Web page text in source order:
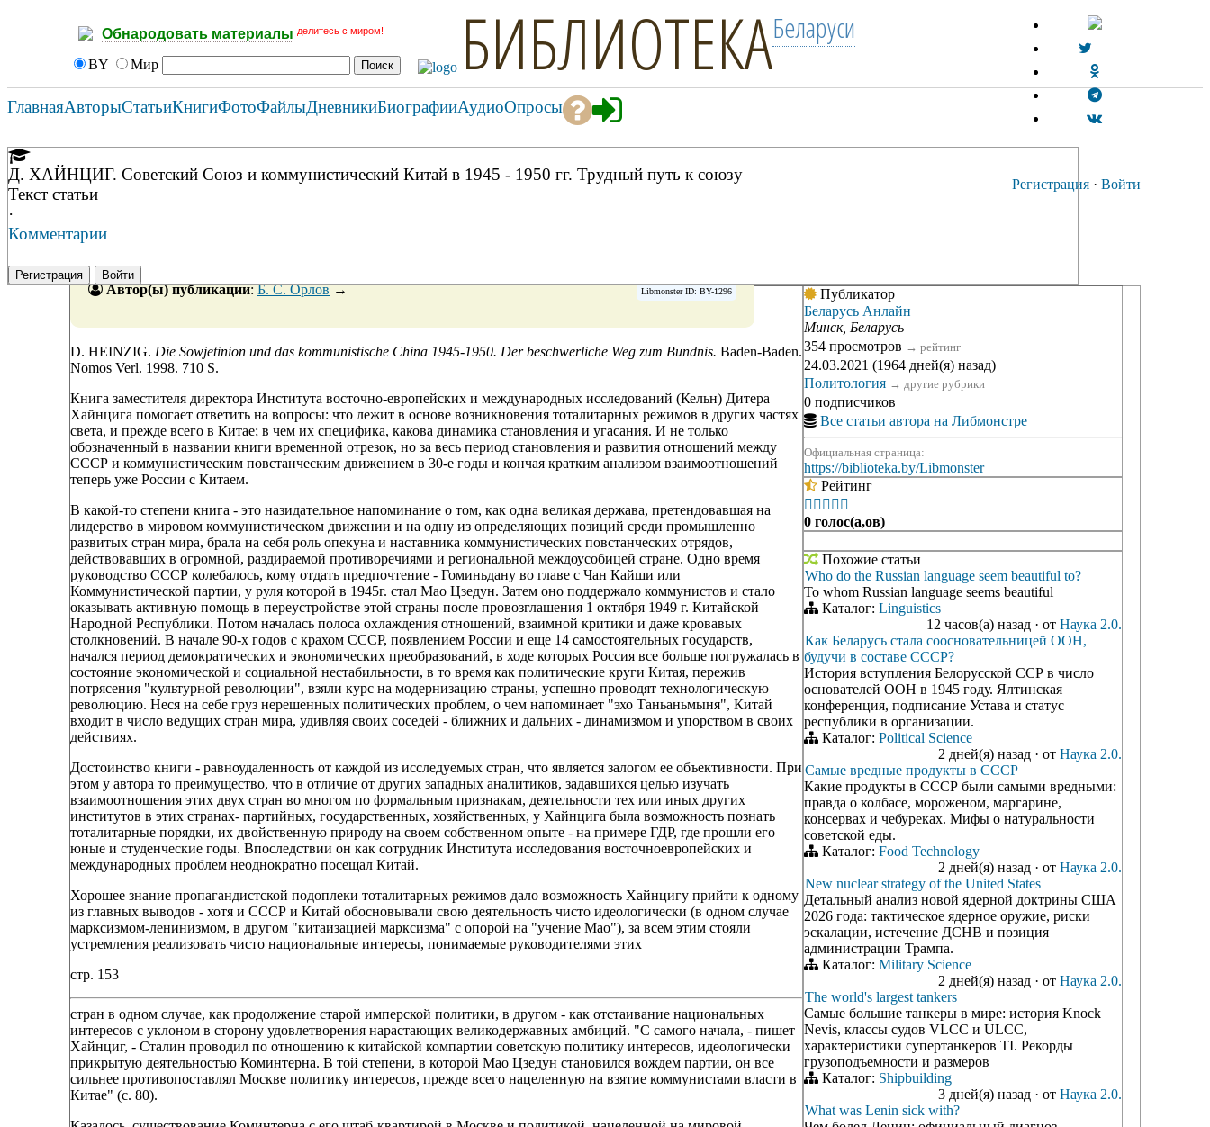
Обнародовать материалы делитесь с миром!
BY Мир БИБЛИОТЕКАБеларуси
Регистрация · Войти
ГлавнаяАвторыСтатьиКнигиФотоФайлыДневникиБиографииАудиоОпросы
Д. ХАЙНЦИГ. Советский Союз и коммунистический Китай в 1945 - 1950 гг. Трудный путь к союзу
Текст статьи
·
Комментарии
Регистрация Войти
Libmonster ID: BY-1296
Автор(ы) публикации:Б. С. Орлов→
D. HEINZIG. Die Sowjetinion und das kommunistische China 1945-1950. Der beschwerliche Weg zum Bundnis. Baden-Baden.
Nomos Verl. 1998. 710 S.
Книга заместителя директора Института восточно-европейских и международных исследований (Кельн) Дитера
Хайнцига помогает ответить на вопросы: что лежит в основе возникновения тоталитарных режимов в других частях
света, и прежде всего в Китае; в чем их специфика, какова динамика становления и угасания. И не только
обозначенный в названии книги временной отрезок, но за весь период становления и развития отношений между
СССР и коммунистическим повстанческим движением в 30-е годы и кончая кратким анализом взаимоотношений
теперь уже России с Китаем.
В какой-то степени книга - это назидательное напоминание о том, как одна великая держава, претендовавшая на
лидерство в мировом коммунистическом движении и на одну из определяющих позиций среди промышленно
развитых стран мира, брала на себя роль опекуна и наставника коммунистических повстанческих отрядов,
действовавших в огромной, раздираемой противоречиями и региональной междоусобицей стране. Одно время
руководство СССР колебалось, кому отдать предпочтение - Гоминьдану во главе с Чан Кайши или
Коммунистической партии, у руля которой в 1945г. стал Мао Цзедун. Затем оно поддержало коммунистов и стало
оказывать активную помощь в переустройстве этой страны после провозглашения 1 октября 1949 г. Китайской
Народной Республики. Потом началась полоса охлаждения отношений, взаимной критики и даже кровавых
столкновений. В начале 90-х годов с крахом СССР, появлением России и еще 14 самостоятельных государств,
начался период демократических и экономических преобразований, в ходе которых Россия все больше погружалась в
состояние экономической и социальной нестабильности, в то время как политические круги Китая, пережив
потрясения "культурной революции", взяли курс на модернизацию страны, успешно проводят технологическую
революцию. Неся на себе груз нерешенных политических проблем, о чем напоминает "эхо Таньаньмыня", Китай
входит в число ведущих стран мира, удивляя своих соседей - ближних и дальних - динамизмом и упорством в своих
действиях.
Достоинство книги - равноудаленность от каждой из исследуемых стран, что является залогом ее объективности. При
этом у автора то преимущество, что в отличие от других западных аналитиков, задавшихся целью изучать
взаимоотношения этих двух стран во многом по формальным признакам, деятельности тех или иных других
институтов в этих странах- партийных, государственных, хозяйственных, у Хайнцига была возможность познать
тоталитарные порядки, их двойственную природу на своем собственном опыте - на примере ГДР, где прошли его
юные и студенческие годы. Впоследствии он как сотрудник Института исследования восточноевропейских и
международных проблем неоднократно посещал Китай.
Хорошее знание пропагандистской подоплеки тоталитарных режимов дало возможность Хайнцигу прийти к одному
из главных выводов - хотя и СССР и Китай обосновывали свою деятельность чисто идеологически (в одном случае
марксизмом-ленинизмом, в другом "китаизацией марксизма" с опорой на "учение Мао"), за всем этим стояли
устремления реализовать чисто национальные интересы, понимаемые руководителями этих
стр. 153
стран в одном случае, как продолжение старой имперской политики, в другом - как отстаивание национальных
интересов с уклоном в сторону удовлетворения нарастающих великодержавных амбиций. "С самого начала, - пишет
Хайнциг, - Сталин проводил по отношению к китайской компартии советскую политику интересов, идеологически
прикрытую деятельностью Коминтерна. В той степени, в которой Мао Цзедун становился вождем партии, он все
сильнее противопоставлял Москве политику интересов, прежде всего нацеленную на взятие коммунистами власти в
Китае" (с. 80).
Публикатор
Беларусь Анлайн
Минск, Беларусь
354 просмотров → рейтинг
24.03.2021 (1964 дней(я) назад)
Политология → другие рубрики
0 подписчиков
Все статьи автора на Либмонстре
Официальная страница:
https://biblioteka.by/Libmonster
Рейтинг
    
0 голос(а,ов)
Похожие статьи
Who do the Russian language seem beautiful to?
To whom Russian language seems beautiful
Каталог: Linguistics
12 часов(а) назад · от Наука 2.0.
Как Беларусь стала соосновательницей ООН,
будучи в составе СССР?
История вступления Белорусской ССР в число
основателей ООН в 1945 году. Ялтинская
конференция, подписание Устава и статус
республики в организации.
Каталог: Political Science
2 дней(я) назад · от Наука 2.0.
Самые вредные продукты в СССР
Какие продукты в СССР были самыми вредными:
правда о колбасе, мороженом, маргарине,
консервах и чебуреках. Мифы о натуральности
советской еды.
Каталог: Food Technology
2 дней(я) назад · от Наука 2.0.
New nuclear strategy of the United States
Детальный анализ новой ядерной доктрины США
2026 года: тактическое ядерное оружие, риски
эскалации, истечение ДСНВ и позиция
администрации Трампа.
Каталог: Military Science
2 дней(я) назад · от Наука 2.0.
The world's largest tankers
Самые большие танкеры в мире: история Knock
Nevis, классы судов VLCC и ULCC,
характеристики супертанкеров TI. Рекорды
грузоподъемности и размеров
Каталог: Shipbuilding
3 дней(я) назад · от Наука 2.0.
What was Lenin sick with?